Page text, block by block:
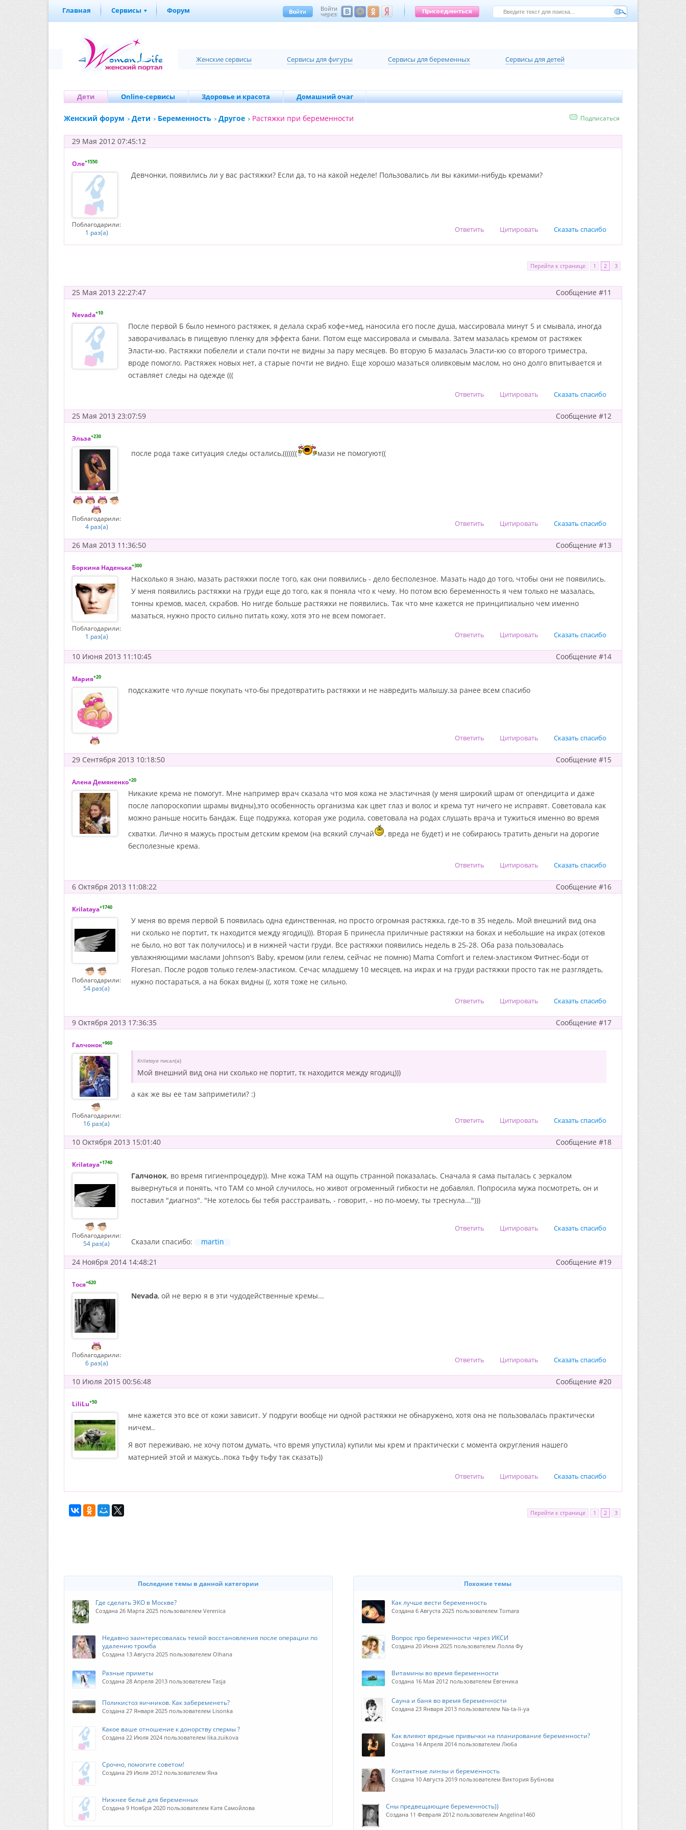
Главная Сервисы Форум Войти
через:
Женские сервисы Cервисы для фигуры Cервисы для беременных Сервисы для детей
Дети Online-сервисы Здоровье и красота Домашний очаг
Подписаться
Женский форум Дети Беременность Другое Растяжки при беременности
29 Мая 2012 07:45:12
Оле+1550
Поблагодарили:
1 раз(а)
Девчонки, появились ли у вас растяжки? Если да, то на какой неделе! Пользовались ли вы какими-нибудь кремами?
Сказать спасибо
Цитировать
Ответить
Перейти к странице 1 2 3
Сообщение #11
25 Мая 2013 22:27:47
Nevada+10
После первой Б было немного растяжек, я делала скраб кофе+мед, наносила его после душа, массировала минут 5 и смывала, иногда
заворачивалась в пищевую пленку для эффекта бани. Потом еще массировала и смывала. Затем мазалась кремом от растяжек
Эласти-кю. Растяжки побелели и стали почти не видны за пару месяцев. Во вторую Б мазалась Эласти-кю со второго триместра,
вроде помогло. Растяжек новых нет, а старые почти не видно. Еще хорошо мазаться оливковым маслом, но оно долго впитывается и
оставляет следы на одежде (((
Сказать спасибо
Цитировать
Ответить
Сообщение #12
25 Мая 2013 23:07:59
Эльза+230
Поблагодарили:
4 раз(а)
после рода таже ситуация следы остались,((((((( мази не помогуют((
Сказать спасибо
Цитировать
Ответить
Сообщение #13
26 Мая 2013 11:36:50
Боркина Наденька+300
Поблагодарили:
1 раз(а)
Насколько я знаю, мазать растяжки после того, как они появились - дело бесполезное. Мазать надо до того, чтобы они не появились.
У меня появились растяжки на груди еще до того, как я поняла что к чему. Но потом всю беременность я чем только не мазалась,
тонны кремов, масел, скрабов. Но нигде больше растяжки не появились. Так что мне кажется не принципиально чем именно
мазаться, нужно просто сильно питать кожу, хотя это не всем помогает.
Сказать спасибо
Цитировать
Ответить
Сообщение #14
10 Июня 2013 11:10:45
Мария+20
подскажите что лучше покупать что-бы предотвратить растяжки и не навредить малышу.за ранее всем спасибо
Сказать спасибо
Цитировать
Ответить
Сообщение #15
29 Сентября 2013 10:18:50
Алена Демяненко+20
Никакие крема не помогут. Мне например врач сказала что моя кожа не эластичная (у меня широкий шрам от опендицита и даже
после лапороскопии шрамы видны),это особенность организма как цвет глаз и волос и крема тут ничего не исправят. Советовала как
можно раньше носить бандаж. Еще подружка, которая уже родила, советовала на родах слушать врача и тужиться именно во время
схватки. Лично я мажусь простым детским кремом (на всякий случай
, вреда не будет) и не собираюсь тратить деньги на дорогие
бесполезные крема.
Сказать спасибо
Цитировать
Ответить
Сообщение #16
6 Октября 2013 11:08:22
Krilataya+1740
Поблагодарили:
54 раз(а)
У меня во время первой Б появилась одна единственная, но просто огромная растяжка, где-то в 35 недель. Мой внешний вид она
ни сколько не портит, тк находится между ягодиц))). Вторая Б принесла приличные растяжки на боках и небольшие на икрах (отеков
не было, но вот так получилось) и в нижней части груди. Все растяжки появились недель в 25-28. Оба раза пользовалась
увлажняющими маслами Johnson’s Baby, кремом (или гелем, сейчас не помню) Mama Comfort и гелем-эластиком Фитнес-боди от
Floresan. После родов только гелем-эластиком. Сечас младшему 10 месяцев, на икрах и на груди растяжки просто так не разглядеть,
нужно постараться, а на боках видны ((, хотя тоже не сильно.
Сказать спасибо
Цитировать
Ответить
Сообщение #17
9 Октября 2013 17:36:35
Галчонок+960
Поблагодарили:
16 раз(а)
Krilataya писал(а)
Мой внешний вид она ни сколько не портит, тк находится между ягодиц)))
а как же вы ее там заприметили? :)
Сказать спасибо
Цитировать
Ответить
Сообщение #18
10 Октября 2013 15:01:40
Krilataya+1740
Поблагодарили:
54 раз(а)
Галчонок, во время гигиенпроцедур)). Мне кожа ТАМ на ощупь странной показалась. Сначала я сама пыталась с зеркалом
вывернуться и понять, что ТАМ со мной случилось, но живот огроменный гибкости не добавлял. Попросила мужа посмотреть, он и
поставил "диагноз". "Не хотелось бы тебя расстраивать, - говорит, - но по-моему, ты треснула...")))
Сказать спасибо
Цитировать
Ответить
Сказали спасибо: martin
Сообщение #19
24 Ноября 2014 14:48:21
Тося+620
Поблагодарили:
6 раз(а)
Nevada, ой не верю я в эти чудодейственные кремы...
Сказать спасибо
Цитировать
Ответить
Сообщение #20
10 Июля 2015 00:56:48
LiliLu+50
мне кажется это все от кожи зависит. У подруги вообще ни одной растяжки не обнаружено, хотя она не пользовалась практически
ничем..
Я вот переживаю, не хочу потом думать, что время упустила) купили мы крем и практически с момента округления нашего
матернией этой и мажусь..пока тьфу тьфу так сказать))
Сказать спасибо
Цитировать
Ответить
Перейти к странице 1 2 3
Похожие темы
Как лучше вести беременность
Создана 6 Августа 2025 пользователем Tomara
Вопрос про беременности через ИКСИ
Создана 20 Июня 2025 пользователем Лолла Фу
Витамины во время беременности
Создана 16 Мая 2012 пользователем Евгеника
Сауна и баня во время беременности
Создана 23 Января 2013 пользователем Na-ta-li-ya
Как влияют вредные привычки на планирование беременности?
Создана 14 Апреля 2014 пользователем Люба
Контактные линзы и беременность
Создана 10 Августа 2019 пользователем Виктория Бубнова
Сны предвещающие беременность))
Создана 11 Февраля 2012 пользователем Angelina1460
Последние темы в данной категории
Где сделать ЭКО в Москве?
Создана 26 Марта 2025 пользователем Verenica
Недавно заинтересовалась темой восстановления после операции по
удалению тромба
Создана 13 Августа 2025 пользователем Olhana
Разные приметы
Создана 28 Апреля 2013 пользователем Tasja
Поликистоз яичников. Как забеременеть?
Создана 27 Января 2025 пользователем Lisonka
Какое ваше отношение к донорству спермы ?
Создана 22 Июля 2024 пользователем lika.zuikova
Срочно, помогите советом!
Создана 29 Июля 2012 пользователем Яна
Нижнее бельё для беременных
Создана 9 Ноября 2020 пользователем Катя Самойлова